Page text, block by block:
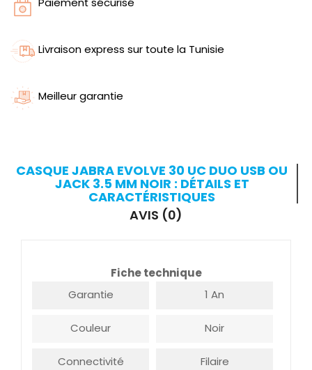
Livraison express sur toute la Tunisie
Meilleur garantie
CASQUE JABRA EVOLVE 30 UC DUO USB OU
JACK 3.5 MM NOIR : DÉTAILS ET
CARACTÉRISTIQUES
AVIS (0)
Fiche technique
Garantie
1 An
Couleur Noir
Connectivité Filaire